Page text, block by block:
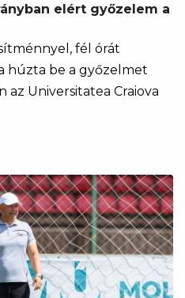
elért győzelem a
fél órát
húzta be a győzelmet
az Universitatea Craiova